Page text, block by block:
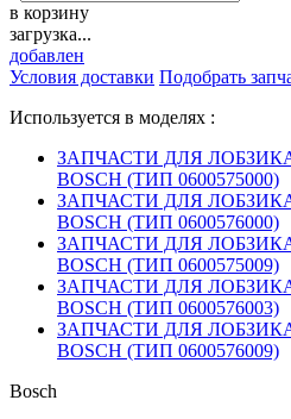
в корзину
загрузка...
добавлен
Условия доставки Подобрать
Используется в моделях :
ЗАПЧАСТИ ДЛЯ
BOSCH (ТИП 0600575000)
ЗАПЧАСТИ ДЛЯ
BOSCH (ТИП 0600576000)
ЗАПЧАСТИ ДЛЯ
BOSCH (ТИП 0600575009)
ЗАПЧАСТИ ДЛЯ
BOSCH (ТИП 0600576003)
ЗАПЧАСТИ ДЛЯ
BOSCH (ТИП 0600576009)
Bosch